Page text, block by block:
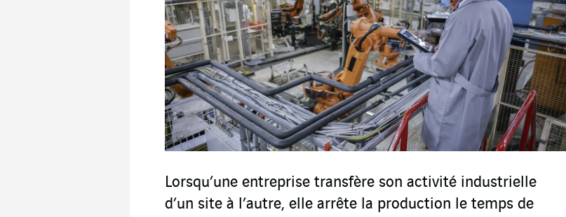
Lorsqu’une entreprise transfère son activité industrielle
d’un site à l’autre, elle arrête la production le temps de